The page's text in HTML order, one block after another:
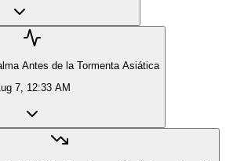
Antes de la Tormenta Asiática
7, 12:33 AM